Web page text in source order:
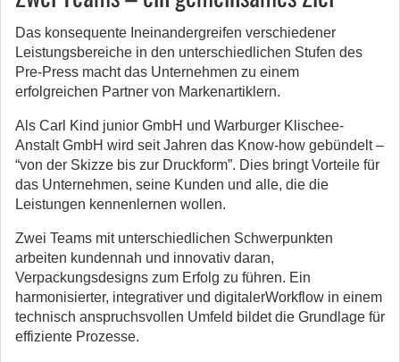
Das konsequente Ineinandergreifen verschiedener
Leistungsbereiche in den unterschiedlichen Stufen des
Pre-Press macht das Unternehmen zu einem
erfolgreichen Partner von Markenartiklern.
Als Carl Kind junior GmbH und Warburger Klischee-
Anstalt GmbH wird seit Jahren das Know-how gebündelt –
“von der Skizze bis zur Druckform”. Dies bringt Vorteile für
das Unternehmen, seine Kunden und alle, die die
Leistungen kennenlernen wollen.
Zwei Teams mit unterschiedlichen Schwerpunkten
arbeiten kundennah und innovativ daran,
Verpackungsdesigns zum Erfolg zu führen. Ein
harmonisierter, integrativer und digitalerWorkflow in einem
technisch anspruchsvollen Umfeld bildet die Grundlage für
effiziente Prozesse.